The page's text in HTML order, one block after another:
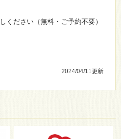
ください（無料・ご予約不要）
2024/04/11更新